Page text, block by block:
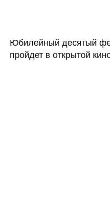
Юбилейный десятый
пройдет в открытой